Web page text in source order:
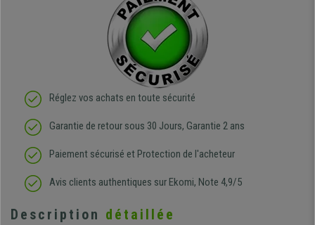
Réglez vos achats en toute sécurité
Garantie de retour sous 30 Jours, Garantie 2 ans
Paiement sécurisé et Protection de l'acheteur
Avis clients authentiques sur Ekomi, Note 4,9/5
Description détaillée